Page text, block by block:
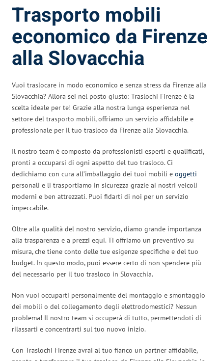
Trasporto mobili
economico da Firenze
alla Slovacchia
Vuoi traslocare in modo economico e senza stress da Firenze alla
Slovacchia? Allora sei nel posto giusto: Traslochi Firenze è la
scelta ideale per te! Grazie alla nostra lunga esperienza nel
settore del trasporto mobili, offriamo un servizio affidabile e
professionale per il tuo trasloco da Firenze alla Slovacchia.
Il nostro team è composto da professionisti esperti e qualificati,
pronti a occuparsi di ogni aspetto del tuo trasloco. Ci
dedichiamo con cura all’imballaggio dei tuoi mobili e oggetti
personali e li trasportiamo in sicurezza grazie ai nostri veicoli
moderni e ben attrezzati. Puoi fidarti di noi per un servizio
impeccabile.
Oltre alla qualità del nostro servizio, diamo grande importanza
alla trasparenza e a prezzi equi. Ti offriamo un preventivo su
misura, che tiene conto delle tue esigenze specifiche e del tuo
budget. In questo modo, puoi essere certo di non spendere più
del necessario per il tuo trasloco in Slovacchia.
Non vuoi occuparti personalmente del montaggio e smontaggio
dei mobili o del collegamento degli elettrodomestici? Nessun
problema! Il nostro team si occuperà di tutto, permettendoti di
rilassarti e concentrarti sul tuo nuovo inizio.
Con Traslochi Firenze avrai al tuo fianco un partner affidabile,